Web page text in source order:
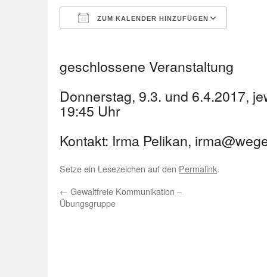
ZUM KALENDER HINZUFÜGEN
geschlossene Veranstaltung
Donnerstag, 9.3. und 6.4.2017,
19:45 Uhr
Kontakt: Irma Pelikan,
Setze ein Lesezeichen auf den Permalink.
← Gewaltfreie Kommunikation –
Übungsgruppe